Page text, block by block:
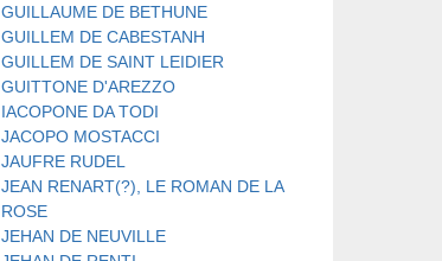
GUILLAUME DE BETHUNE
GUILLEM DE CABESTANH
GUILLEM DE SAINT LEIDIER
GUITTONE D'AREZZO
IACOPONE DA TODI
JACOPO MOSTACCI
JAUFRE RUDEL
JEAN RENART(?), LE ROMAN DE LA
ROSE
JEHAN DE NEUVILLE